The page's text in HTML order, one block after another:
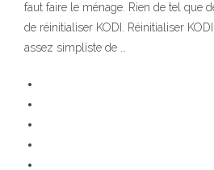
faut faire le ménage. Rien de tel que
de réinitialiser KODI. Réinitialiser
assez simpliste de …